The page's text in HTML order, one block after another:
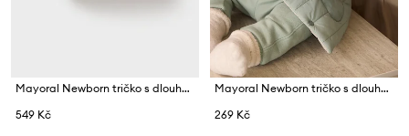
Mayoral Newborn tričko s dlouhým rukávem kojenecké bavlněné s elastanem
549 Kč
Mayoral Newborn tričko s dlouhým rukávem kojenecké s bavlnou
269 Kč